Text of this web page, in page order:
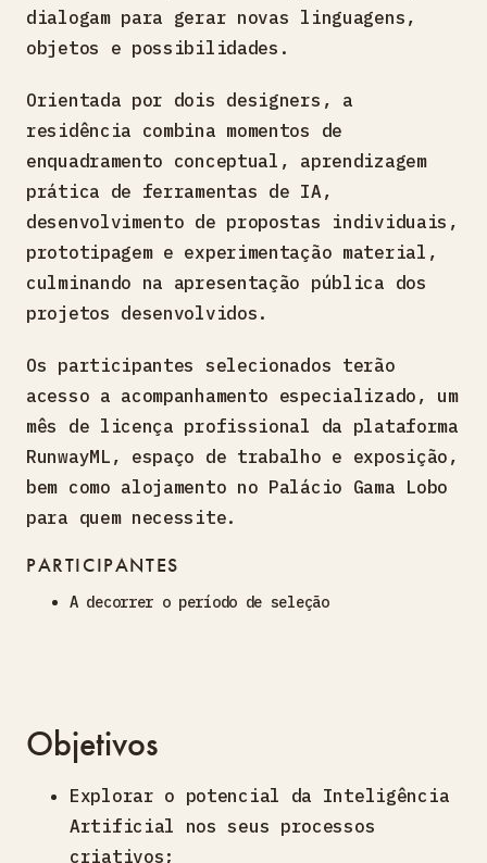
dialogam para gerar novas linguagens,
objetos e possibilidades.
Orientada por dois designers, a
residência combina momentos de
enquadramento conceptual, aprendizagem
prática de ferramentas de IA,
desenvolvimento de propostas individuais,
prototipagem e experimentação material,
culminando na apresentação pública dos
projetos desenvolvidos.
Os participantes selecionados terão
acesso a acompanhamento especializado, um
mês de licença profissional da plataforma
RunwayML, espaço de trabalho e exposição,
bem como alojamento no Palácio Gama Lobo
para quem necessite.
PARTICIPANTES
A decorrer o período de seleção
Objetivos
Explorar o potencial da Inteligência
Artificial nos seus processos
criativos;